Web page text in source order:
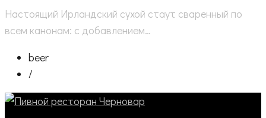
Настоящий Ирландский сухой стаут сваренный по
всем канонам: с добавлением…
beer
/